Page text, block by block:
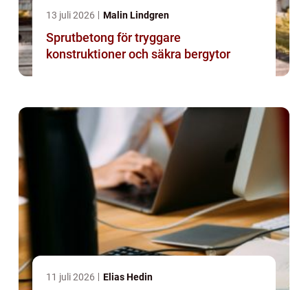
13 juli 2026 Malin Lindgren
Sprutbetong för tryggare
konstruktioner och säkra bergytor
11 juli 2026 Elias Hedin